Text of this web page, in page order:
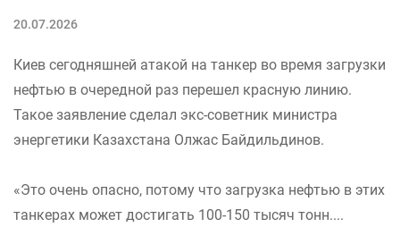
20.07.2026
Киев сегодняшней атакой на танкер во время загрузки
нефтью в очередной раз перешел красную линию.
Такое заявление сделал экс-советник министра
энергетики Казахстана Олжас Байдильдинов.
«Это очень опасно, потому что загрузка нефтью в этих
танкерах может достигать 100-150 тысяч тонн....